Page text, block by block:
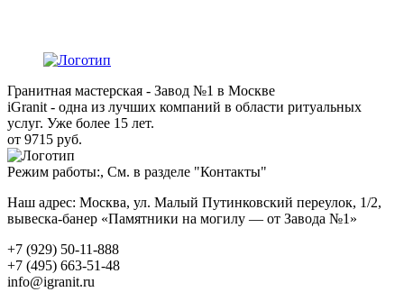
Гранитная мастерская - Завод №1 в Москве
iGranit - одна из лучших компаний в области ритуальных
услуг. Уже более 15 лет.
от 9715 руб.
Режим работы:, См. в разделе "Контакты"
Наш адрес: Москва, ул. Малый Путинковский переулок, 1/2,
вывеска-банер «Памятники на могилу — от Завода №1»
+7 (929) 50-11-888
+7 (495) 663-51-48
info@igranit.ru